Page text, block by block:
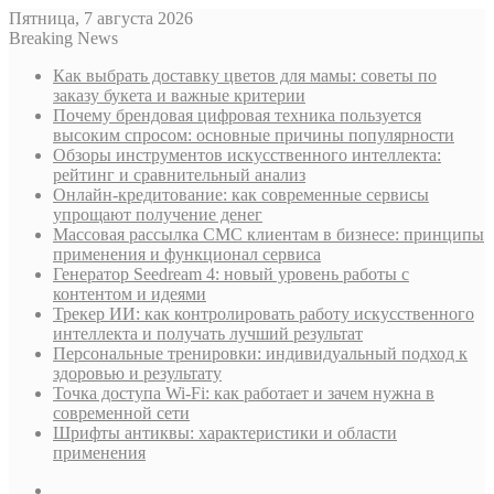
Пятница, 7 августа 2026
Breaking News
Как выбрать доставку цветов для мамы: советы по
заказу букета и важные критерии
Почему брендовая цифровая техника пользуется
высоким спросом: основные причины популярности
Обзоры инструментов искусственного интеллекта:
рейтинг и сравнительный анализ
Онлайн-кредитование: как современные сервисы
упрощают получение денег
Массовая рассылка СМС клиентам в бизнесе: принципы
применения и функционал сервиса
Генератор Seedream 4: новый уровень работы с
контентом и идеями
Трекер ИИ: как контролировать работу искусственного
интеллекта и получать лучший результат
Персональные тренировки: индивидуальный подход к
здоровью и результату
Точка доступа Wi-Fi: как работает и зачем нужна в
современной сети
Шрифты антиквы: характеристики и области
применения